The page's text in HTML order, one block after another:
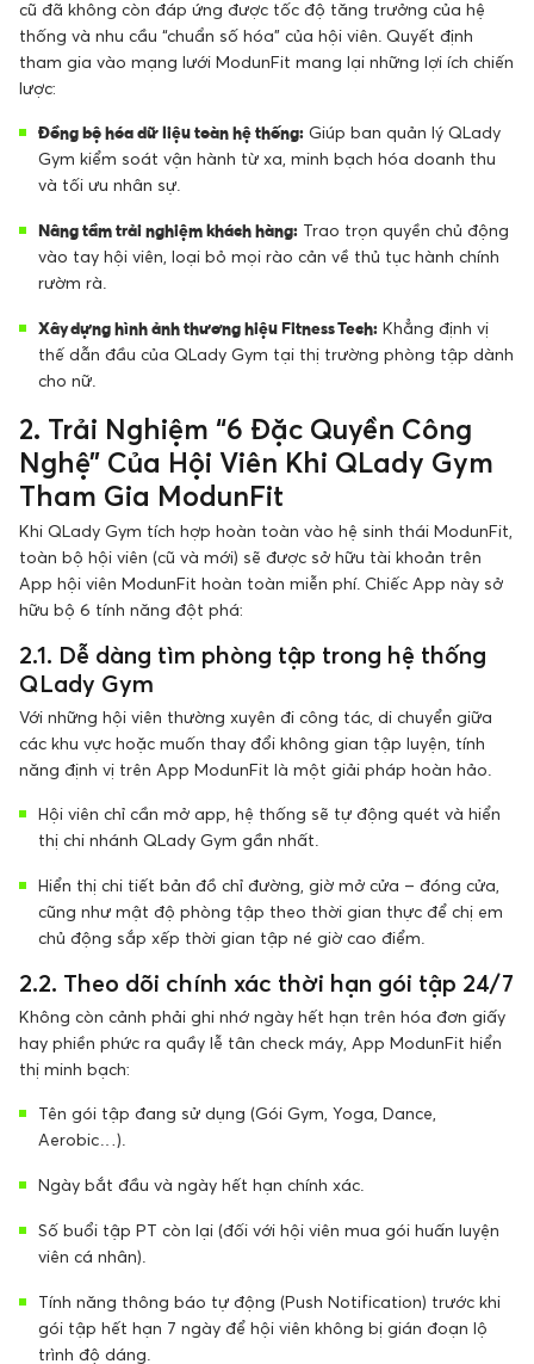
cũ đã không còn đáp ứng được tốc độ tăng trưởng của hệ
thống và nhu cầu “chuẩn số hóa” của hội viên. Quyết định
tham gia vào mạng lưới ModunFit mang lại những lợi ích chiến
lược:
Đồng bộ hóa dữ liệu toàn hệ thống: Giúp ban quản lý QLady
Gym kiểm soát vận hành từ xa, minh bạch hóa doanh thu
và tối ưu nhân sự.
Nâng tầm trải nghiệm khách hàng: Trao trọn quyền chủ động
vào tay hội viên, loại bỏ mọi rào cản về thủ tục hành chính
rườm rà.
Xây dựng hình ảnh thương hiệu Fitness Tech: Khẳng định vị
thế dẫn đầu của QLady Gym tại thị trường phòng tập dành
cho nữ.
2. Trải Nghiệm “6 Đặc Quyền Công
Nghệ” Của Hội Viên Khi QLady Gym
Tham Gia ModunFit
Khi QLady Gym tích hợp hoàn toàn vào hệ sinh thái ModunFit,
toàn bộ hội viên (cũ và mới) sẽ được sở hữu tài khoản trên
App hội viên ModunFit hoàn toàn miễn phí. Chiếc App này sở
hữu bộ 6 tính năng đột phá:
2.1. Dễ dàng tìm phòng tập trong hệ thống
QLady Gym
Với những hội viên thường xuyên đi công tác, di chuyển giữa
các khu vực hoặc muốn thay đổi không gian tập luyện, tính
năng định vị trên App ModunFit là một giải pháp hoàn hảo.
Hội viên chỉ cần mở app, hệ thống sẽ tự động quét và hiển
thị chi nhánh QLady Gym gần nhất.
Hiển thị chi tiết bản đồ chỉ đường, giờ mở cửa – đóng cửa,
cũng như mật độ phòng tập theo thời gian thực để chị em
chủ động sắp xếp thời gian tập né giờ cao điểm.
2.2. Theo dõi chính xác thời hạn gói tập 24/7
Không còn cảnh phải ghi nhớ ngày hết hạn trên hóa đơn giấy
hay phiền phức ra quầy lễ tân check máy, App ModunFit hiển
thị minh bạch:
Tên gói tập đang sử dụng (Gói Gym, Yoga, Dance,
Aerobic…).
Ngày bắt đầu và ngày hết hạn chính xác.
Số buổi tập PT còn lại (đối với hội viên mua gói huấn luyện
viên cá nhân).
Tính năng thông báo tự động (Push Notification) trước khi
gói tập hết hạn 7 ngày để hội viên không bị gián đoạn lộ
trình độ dáng.